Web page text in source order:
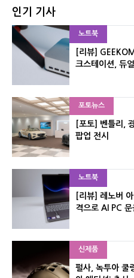
인기 기사
노트북
[리뷰]
크스테이션, 듀
포토뉴스
[포토] 벤틀리,
팝업 전시
노트북
[리뷰] 레노버
격으로 AI PC
신제품
펄사, 녹투아 쿨